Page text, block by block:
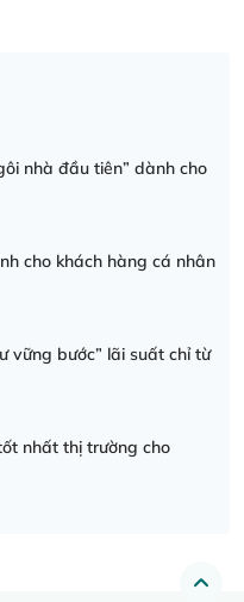
nhà đầu tiên” dành cho
cho khách hàng cá nhân
vững bước” lãi suất chỉ từ
nhất thị trường cho